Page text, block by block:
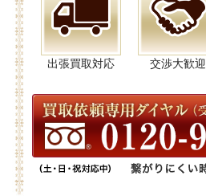
出張買取対応 交渉大歓迎